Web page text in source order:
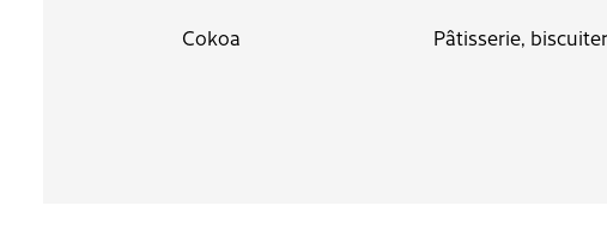
Cokoa
Pâtisserie,